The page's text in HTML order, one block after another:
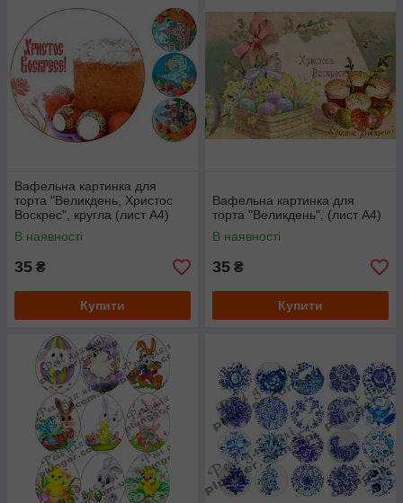
Вафельна картинка для
торта "Великдень, Христос
Воскрес", кругла (лист А4)
В наявності
35 ₴
Купити
Вафельна картинка для
торта "Великдень", (лист А4)
В наявності
35 ₴
Купити